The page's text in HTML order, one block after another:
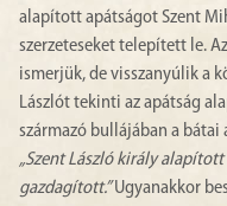
alapított apátságot Szent
szerzeteseket telepített le.
ismerjük, de visszanyúlik a
Lászlót tekinti az apátság
származó bullájában a
„Szent László király
gazdagított.”Ugyanakkor